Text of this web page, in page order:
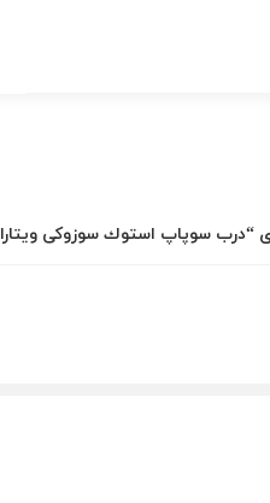
سوپاپ استوك سوزوکی ویتارا 2400”